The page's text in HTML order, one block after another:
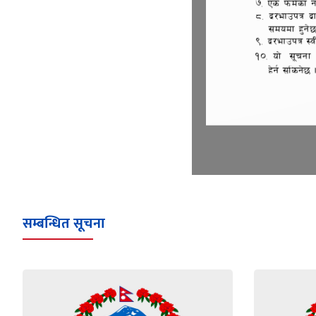
सम्बन्धित सूचना